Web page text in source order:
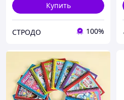
Купить
СТРОДО 100%